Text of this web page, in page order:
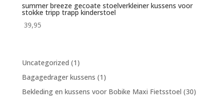
summer breeze gecoate stoelverkleiner kussens voor
stokke tripp trapp kinderstoel
39,95
Uncategorized 1 1
product
Bagagedrager kussens 1 1
product
Bekleding en kussens voor Bobike Maxi Fietsstoel 3030